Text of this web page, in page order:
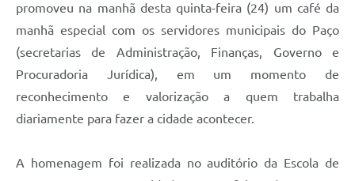
promoveu na manhã desta quinta-feira (24) um café da
manhã especial com os servidores municipais do Paço
(secretarias de Administração, Finanças, Governo e
Procuradoria Jurídica), em um momento de
reconhecimento e valorização a quem trabalha
diariamente para fazer a cidade acontecer.
A homenagem foi realizada no auditório da Escola de